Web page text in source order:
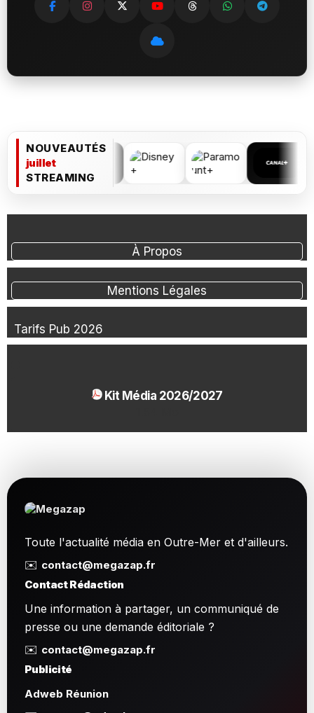
NOUVEAUTÉS
juillet
STREAMING
À Propos
Mentions Légales
Tarifs Pub 2026
Kit Média 2026/2027
Toute l'actualité média en Outre-Mer et d'ailleurs.
✉️ contact@megazap.fr
Contact Rédaction
Une information à partager, un communiqué de
presse ou une demande éditoriale ?
✉️ contact@megazap.fr
Publicité
Adweb Réunion